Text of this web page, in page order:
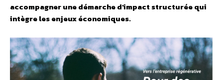
accompagner une démarche d’impact structurée qui
intègre les enjeux économiques.